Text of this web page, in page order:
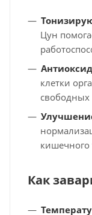
Цун
клетки
свободных
кишечного
Как